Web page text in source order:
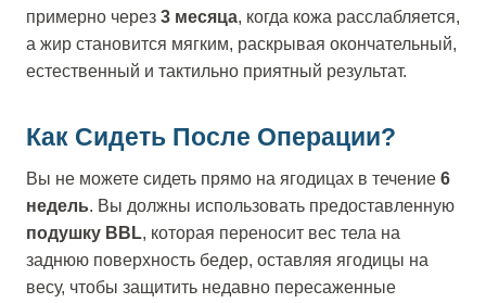
примерно через 3 месяца, когда кожа расслабляется,
а жир становится мягким, раскрывая окончательный,
естественный и тактильно приятный результат.
Как Сидеть После Операции?
Вы не можете сидеть прямо на ягодицах в течение 6
недель. Вы должны использовать предоставленную
подушку BBL, которая переносит вес тела на
заднюю поверхность бедер, оставляя ягодицы на
весу, чтобы защитить недавно пересаженные